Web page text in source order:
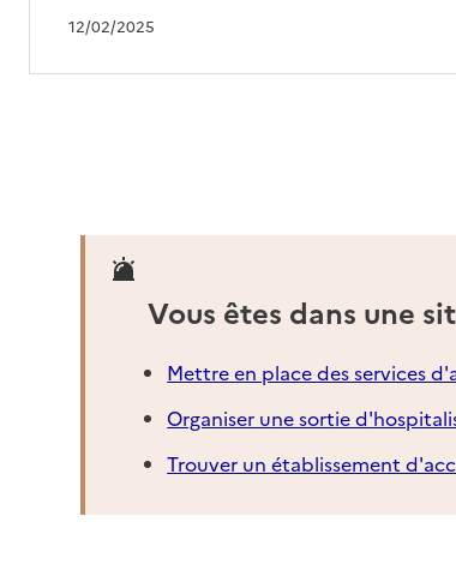
12/02/2025
Vous êtes dans une
Mettre en place des services
Organiser une sortie
Trouver un établissement